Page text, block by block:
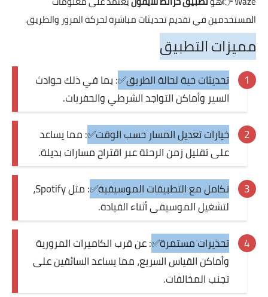
المستخدمين في تقديم تحديثات مباشرة لحركة المرور والطريق.
مميزات التطبيق
تحديثات حية لحالة الطريق✅: بما في ذلك حوادث
السير وأماكن التواجد الشرطي والحفريات.
خيارات تعديل المسار حسب الوقت✅: مما يساعد
على تقليل زمن الرحلة عبر اقتراح مسارات بديلة.
تكامل مع التطبيقات الموسيقية✅
: مثل Spotify،
لتشغيل الموسيقى أثناء القيادة.
تحذيرات مستمرة✅: عن قرب الكاميرات المرورية
وأماكن القياس السريع، مما يساعد السائقين على
تجنب المخالفات.